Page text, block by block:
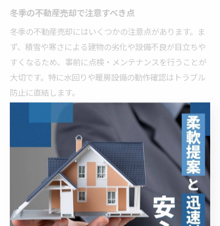
冬季の不動産売却で注意すべき点
冬季の不動産売却にはいくつかの注意点があります。ま
ず、積雪や寒さによる建物の劣化や設備不良が目立ちや
すくなるため、事前に点検・メンテナンスを行うことが
大切です。特に水回りや暖房設備の動作確認はトラブル
防止に直結します。
また、内覧時には足元の滑りやすさや室内の温度管理に
も配慮が必要です。買主の安全と快適性を確保すること
で、印象アップにつながります。さらに、冬季は日照時
間が短くなるため、照明やカーテンの使い方にも工夫を
凝らしましょう。
売却活動全体を通じて、地域の不動産会社や専門家と連
携し、最新の情報やアドバイスを活用することも重要で